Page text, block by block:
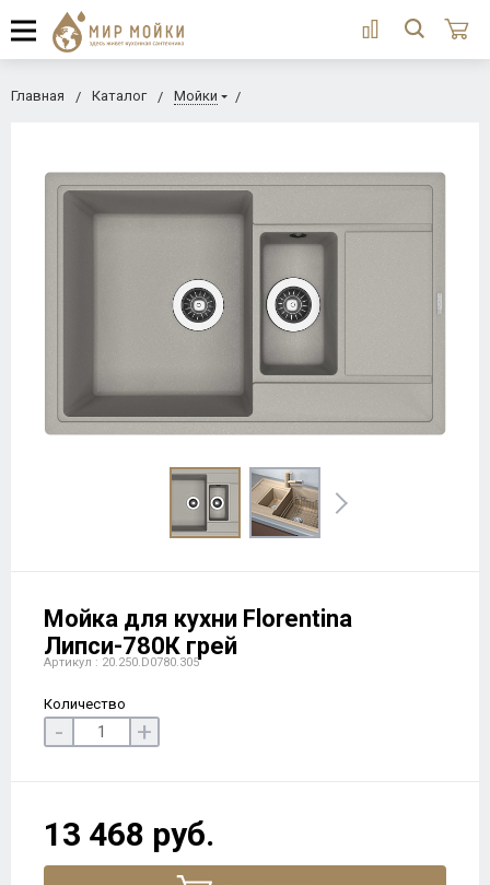
Главная Каталог Мойки
Мойка для кухни Florentina
Липси-780К грей
Артикул : 20.250.D0780.305
Количество
- +
13 468 руб.